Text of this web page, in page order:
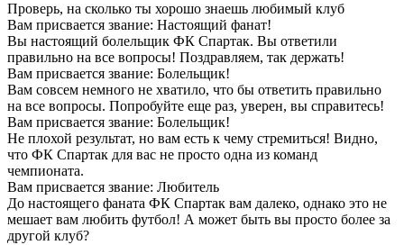
Проверь, на сколько ты хорошо знаешь любимый клуб
Вам присвается звание: Настоящий фанат!
Вы настоящий болельщик ФК Спартак. Вы ответили
правильно на все вопросы! Поздравляем, так держать!
Вам присвается звание: Болельщик!
Вам совсем немного не хватило, что бы ответить правильно
на все вопросы. Попробуйте еще раз, уверен, вы справитесь!
Вам присвается звание: Болельщик!
Не плохой результат, но вам есть к чему стремиться! Видно,
что ФК Спартак для вас не просто одна из команд
чемпионата.
Вам присвается звание: Любитель
До настоящего фаната ФК Спартак вам далеко, однако это не
мешает вам любить футбол! А может быть вы просто более за
другой клуб?